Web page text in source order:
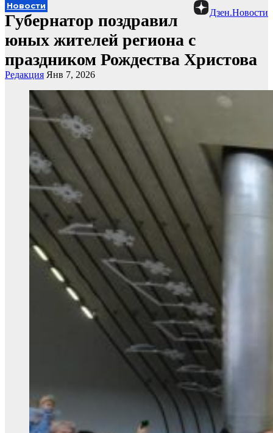
Дзен.Новости
Новости
Губернатор поздравил
юных жителей региона с
праздником Рождества Христова
Редакция Янв 7, 2026